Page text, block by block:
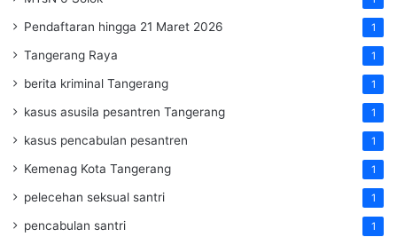
Pendaftaran hingga 21 Maret 2026 1
Tangerang Raya 1
berita kriminal Tangerang 1
kasus asusila pesantren Tangerang 1
kasus pencabulan pesantren 1
Kemenag Kota Tangerang 1
pelecehan seksual santri 1
pencabulan santri 1